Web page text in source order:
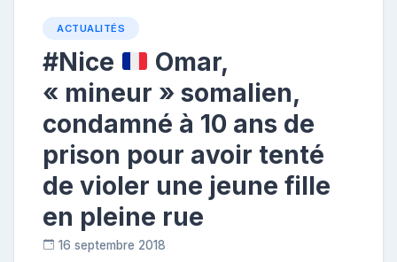
ACTUALITÉS
#Nice
Omar,
« mineur » somalien,
condamné à 10 ans de
prison pour avoir tenté
de violer une jeune fille
en pleine rue
16 septembre 2018